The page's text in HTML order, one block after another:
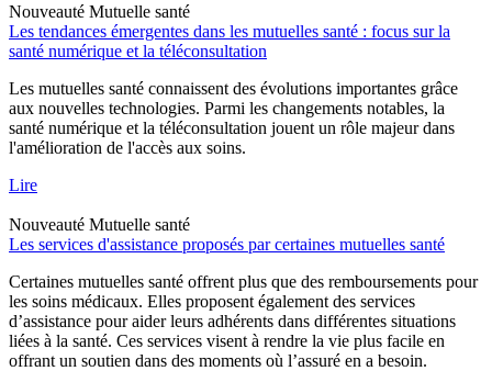
Nouveauté Mutuelle santé
Les tendances émergentes dans les mutuelles santé : focus sur la
santé numérique et la téléconsultation
Les mutuelles santé connaissent des évolutions importantes grâce
aux nouvelles technologies. Parmi les changements notables, la
santé numérique et la téléconsultation jouent un rôle majeur dans
l'amélioration de l'accès aux soins.
Lire
Nouveauté Mutuelle santé
Les services d'assistance proposés par certaines mutuelles santé
Certaines mutuelles santé offrent plus que des remboursements pour
les soins médicaux. Elles proposent également des services
d’assistance pour aider leurs adhérents dans différentes situations
liées à la santé. Ces services visent à rendre la vie plus facile en
offrant un soutien dans des moments où l’assuré en a besoin.